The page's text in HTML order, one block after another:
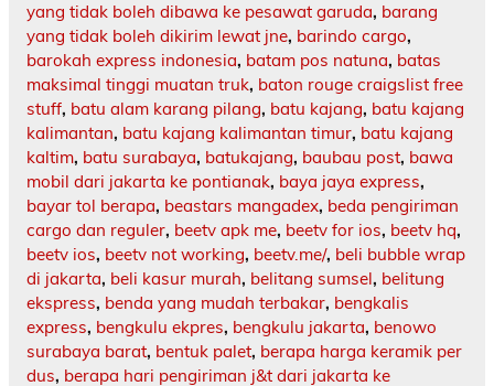
yang tidak boleh dibawa ke pesawat garuda, barang
yang tidak boleh dikirim lewat jne, barindo cargo,
barokah express indonesia, batam pos natuna, batas
maksimal tinggi muatan truk, baton rouge craigslist free
stuff, batu alam karang pilang, batu kajang, batu kajang
kalimantan, batu kajang kalimantan timur, batu kajang
kaltim, batu surabaya, batukajang, baubau post, bawa
mobil dari jakarta ke pontianak, baya jaya express,
bayar tol berapa, beastars mangadex, beda pengiriman
cargo dan reguler, beetv apk me, beetv for ios, beetv hq,
beetv ios, beetv not working, beetv.me/, beli bubble wrap
di jakarta, beli kasur murah, belitang sumsel, belitung
ekspress, benda yang mudah terbakar, bengkalis
express, bengkulu ekpres, bengkulu jakarta, benowo
surabaya barat, bentuk palet, berapa harga keramik per
dus, berapa hari pengiriman j&t dari jakarta ke